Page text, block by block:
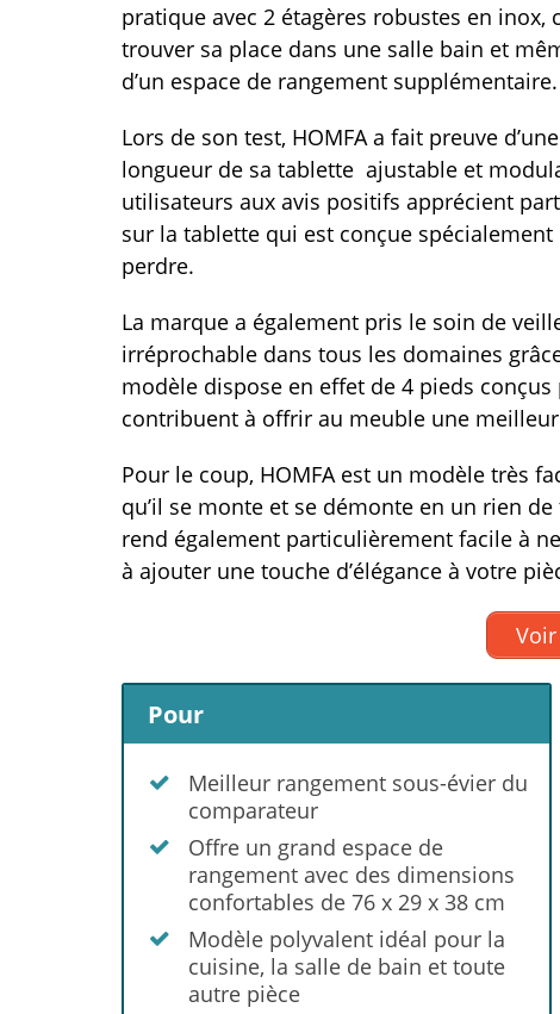
pratique avec 2 étagères robustes en
trouver sa place dans une salle bain et
d’un espace de rangement supplémentaire.
Lors de son test, HOMFA a fait preuve
longueur de sa tablette ajustable et
utilisateurs aux avis positifs apprécient
sur la tablette qui est conçue
perdre.
La marque a également pris le soin de
irréprochable dans tous les domaines
modèle dispose en effet de 4 pieds
contribuent à offrir au meuble une
Pour le coup, HOMFA est un modèle très
qu’il se monte et se démonte en un rien
rend également particulièrement facile à
à ajouter une touche d’élégance à votre
Pour
Meilleur rangement sous-évier du
comparateur
Offre un grand espace de
rangement avec des dimensions
confortables de 76 x 29 x 38 cm
Modèle polyvalent idéal pour la
cuisine, la salle de bain et toute
autre pièce